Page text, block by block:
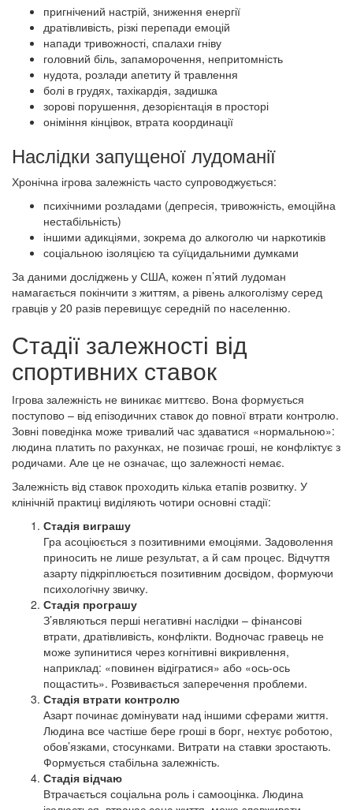
пригнічений настрій, зниження енергії
дратівливість, різкі перепади емоцій
напади тривожності, спалахи гніву
головний біль, запаморочення, непритомність
нудота, розлади апетиту й травлення
болі в грудях, тахікардія, задишка
зорові порушення, дезорієнтація в просторі
оніміння кінцівок, втрата координації
Наслідки запущеної лудоманії
Хронічна ігрова залежність часто супроводжується:
психічними розладами (депресія, тривожність, емоційна
нестабільність)
іншими адикціями, зокрема до алкоголю чи наркотиків
соціальною ізоляцією та суїцидальними думками
За даними досліджень у США, кожен п’ятий лудоман
намагається покінчити з життям, а рівень алкоголізму серед
гравців у 20 разів перевищує середній по населенню.
Стадії залежності від
спортивних ставок
Ігрова залежність не виникає миттєво. Вона формується
поступово – від епізодичних ставок до повної втрати контролю.
Зовні поведінка може тривалий час здаватися «нормальною»:
людина платить по рахунках, не позичає гроші, не конфліктує з
родичами. Але це не означає, що залежності немає.
Залежність від ставок проходить кілька етапів розвитку. У
клінічній практиці виділяють чотири основні стадії:
Стадія виграшу
Гра асоціюється з позитивними емоціями. Задоволення
приносить не лише результат, а й сам процес. Відчуття
азарту підкріплюється позитивним досвідом, формуючи
психологічну звичку.
Стадія програшу
З’являються перші негативні наслідки – фінансові
втрати, дратівливість, конфлікти. Водночас гравець не
може зупинитися через когнітивні викривлення,
наприклад: «повинен відігратися» або «ось-ось
пощастить». Розвивається заперечення проблеми.
Стадія втрати контролю
Азарт починає домінувати над іншими сферами життя.
Людина все частіше бере гроші в борг, нехтує роботою,
обов’язками, стосунками. Витрати на ставки зростають.
Формується стабільна залежність.
Стадія відчаю
Втрачається соціальна роль і самооцінка. Людина